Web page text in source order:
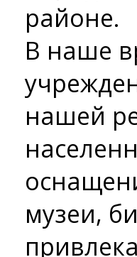
районе.
В наше
нашей
музеи,